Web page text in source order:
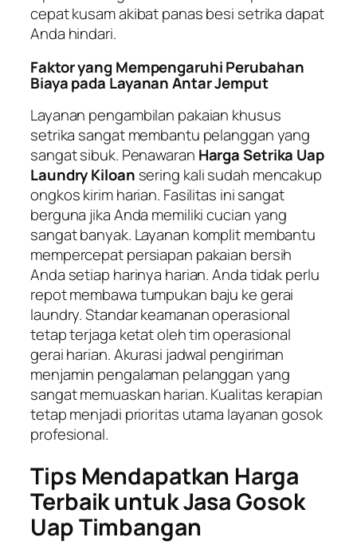
cepat kusam akibat panas besi setrika dapat
Anda hindari.
Faktor yang Mempengaruhi Perubahan
Biaya pada Layanan Antar Jemput
Layanan pengambilan pakaian khusus
setrika sangat membantu pelanggan yang
sangat sibuk. Penawaran Harga Setrika Uap
Laundry Kiloan sering kali sudah mencakup
ongkos kirim harian. Fasilitas ini sangat
berguna jika Anda memiliki cucian yang
sangat banyak. Layanan komplit membantu
mempercepat persiapan pakaian bersih
Anda setiap harinya harian. Anda tidak perlu
repot membawa tumpukan baju ke gerai
laundry. Standar keamanan operasional
tetap terjaga ketat oleh tim operasional
gerai harian. Akurasi jadwal pengiriman
menjamin pengalaman pelanggan yang
sangat memuaskan harian. Kualitas kerapian
tetap menjadi prioritas utama layanan gosok
profesional.
Tips Mendapatkan Harga
Terbaik untuk Jasa Gosok
Uap Timbangan